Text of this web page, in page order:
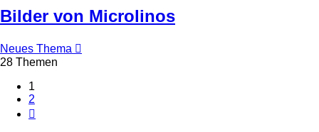
Bilder von Microlinos
Neues Thema
28 Themen
1
2